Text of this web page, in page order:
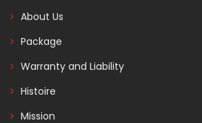
About Us
Package
Warranty and Liability
Histoire
Mission